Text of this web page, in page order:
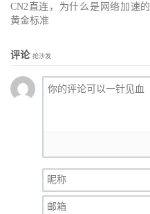
CN2直连，为什么是网络加速的
黄金标准
评论 抢沙发